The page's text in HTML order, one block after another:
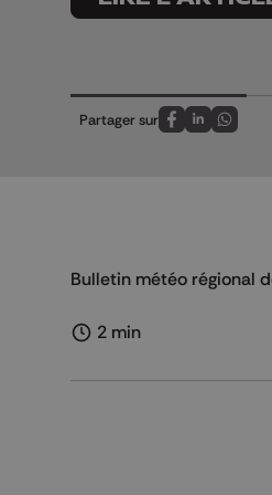
Partager sur
Partagez sur
Partagez
Bulletin météo régional
2 min